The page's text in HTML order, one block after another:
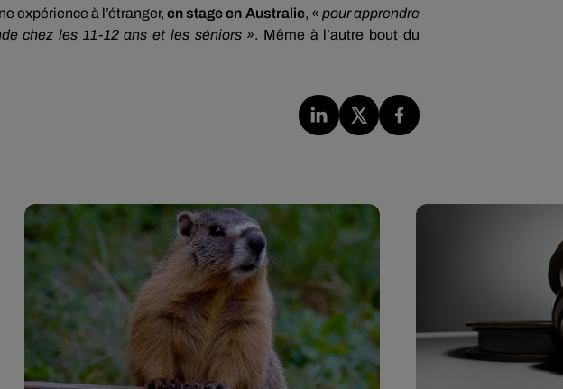
expérience à l’étranger,en stage en Australie, « pour apprendre
chez les 11-12 ans et les séniors ». Même à l’autre bout du